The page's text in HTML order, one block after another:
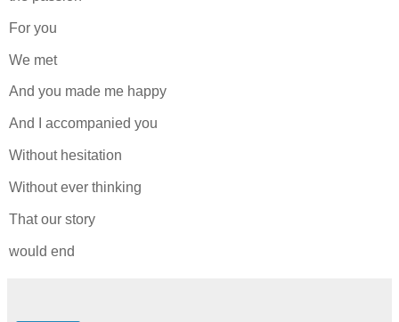
For you
We met
And you made me happy
And I accompanied you
Without hesitation
Without ever thinking
That our story
would end